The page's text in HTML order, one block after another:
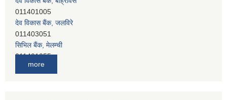
011401005
देव विकास बैंक, जलविरे
011403051
सिभिल बैंक, मेलम्ची
011401055
more